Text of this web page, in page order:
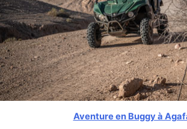
Aventure en Buggy à